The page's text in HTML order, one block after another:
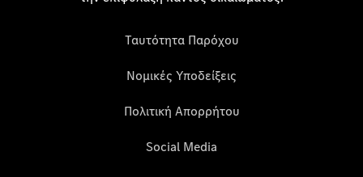
Ταυτότητα Παρόχου
Νομικές Υποδείξεις
Πολιτική Απορρήτου
Social Media